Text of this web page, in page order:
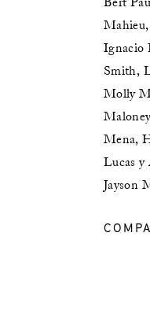
Bert
Ignacio
Smith,
Molly
Mena,
Lucas y
Jayson